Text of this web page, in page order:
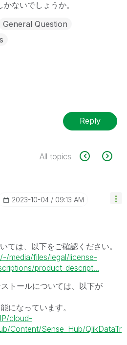
ないでしょうか。
General Question
Reply
All topics
‎2023-10-04 09:13 AM
ては、以下をご確認ください。
media/files/legal/license-
product-descript...
トールについては、以下が
になっています。
cloud-
Content/Sense_Hub/QlikDataTr